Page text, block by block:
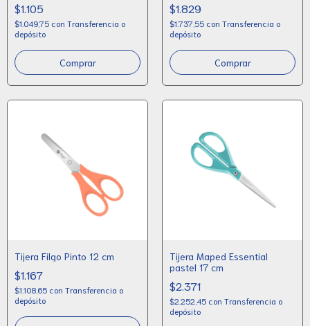
$1.105
$1.049,75 con Transferencia o
depósito
Comprar
$1.829
$1.737,55 con Transferencia o
depósito
Tijera Filgo Pinto 12 cm
$1.167
$1.108,65 con Transferencia o
depósito
Tijera Maped Essential
pastel 17 cm
$2.371
$2.252,45 con Transferencia o
depósito